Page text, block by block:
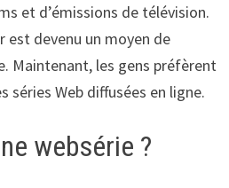
et d’émissions de télévision.
est devenu un moyen de
Maintenant, les gens préfèrent
séries Web diffusées en ligne.
websérie ?